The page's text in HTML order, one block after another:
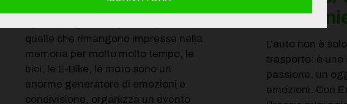
quelle che rimangono impresse nella
memoria per molto molto tempo, le
bici, le E-Bike, le moto sono un
enorme generatore di emozioni e
condivisione, organizza un evento
L’auto non è
trasporto: è uno
passione, un
emozioni. Con